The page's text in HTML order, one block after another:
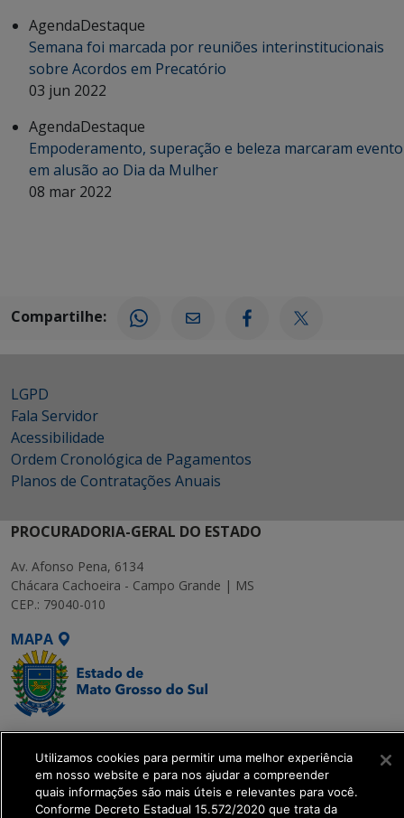
AgendaDestaque
Semana foi marcada por reuniões interinstitucionais
sobre Acordos em Precatório
03 jun 2022
AgendaDestaque
Empoderamento, superação e beleza marcaram evento
em alusão ao Dia da Mulher
08 mar 2022
Compartilhe:
LGPD
Fala Servidor
Acessibilidade
Ordem Cronológica de Pagamentos
Planos de Contratações Anuais
PROCURADORIA-GERAL DO ESTADO
Av. Afonso Pena, 6134
Chácara Cachoeira - Campo Grande | MS
CEP.: 79040-010
MAPA
SETDIG | Secretaria-
Executiva de
Transformação Digital
Utilizamos cookies para permitir uma melhor experiência
em nosso website e para nos ajudar a compreender
quais informações são mais úteis e relevantes para você.
Conforme Decreto Estadual 15.572/2020 que trata da